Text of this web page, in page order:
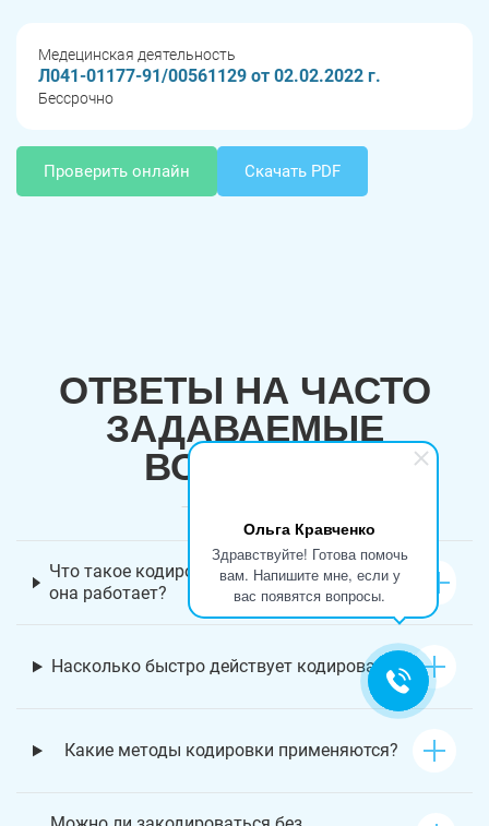
Ольга Кравченко
Здравствуйте! Готова помочь
вам. Напишите мне, если у
вас появятся вопросы.
Медецинская деятельность
Л041-01177-91/00561129 от 02.02.2022 г.
Бессрочно
Проверить онлайн Скачать PDF
ОТВЕТЫ НА ЧАСТО
ЗАДАВАЕМЫЕ
ВОПРОСЫ
Что такое кодировка от наркомании и как
она работает?
Насколько быстро действует кодирование?
Какие методы кодировки применяются?